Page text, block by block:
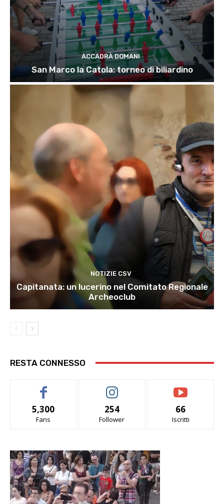
ACCADRÀ DOMANI
San Marco la Catola: torneo di biliardino
NOTIZIE CSV
Capitanata: un lucerino nel Comitato Regionale
Archeoclub
RESTA CONNESSO
5,300
Fans
254
Follower
66
Iscritti